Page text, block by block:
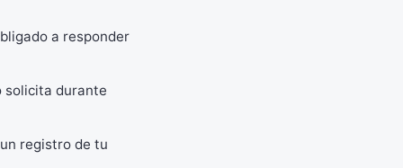
a responder
solicita durante
registro de tu